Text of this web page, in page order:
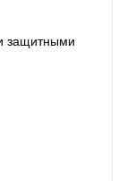
защитными